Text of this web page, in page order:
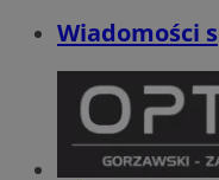
Wiadomości